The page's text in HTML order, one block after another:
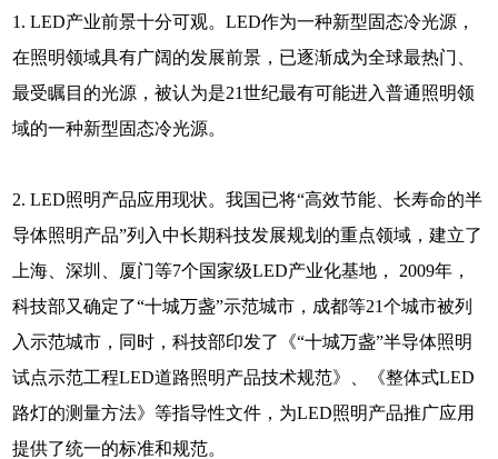
1. LED产业前景十分可观。LED作为一种新型固态冷光源，
在照明领域具有广阔的发展前景，已逐渐成为全球最热门、
最受瞩目的光源，被认为是21世纪最有可能进入普通照明领
域的一种新型固态冷光源。
2. LED照明产品应用现状。我国已将“高效节能、长寿命的半
导体照明产品”列入中长期科技发展规划的重点领域，建立了
上海、深圳、厦门等7个国家级LED产业化基地， 2009年，
科技部又确定了“十城万盏”示范城市，成都等21个城市被列
入示范城市，同时，科技部印发了《“十城万盏”半导体照明
试点示范工程LED道路照明产品技术规范》、《整体式LED
路灯的测量方法》等指导性文件，为LED照明产品推广应用
提供了统一的标准和规范。